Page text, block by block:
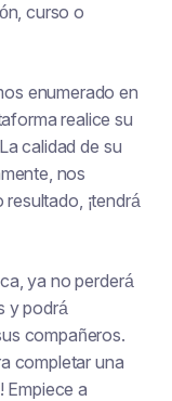
curso o
enumerado en
realice su
calidad de su
nos
¡tendrá
ya no perderá
y podrá
compañeros.
completar una
Empiece a